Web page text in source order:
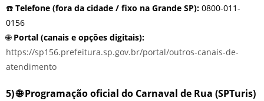
☎️ Telefone (fora da cidade / fixo na Grande SP): 0800-011-
0156
🌐 Portal (canais e opções digitais):
https://sp156.prefeitura.sp.gov.br/portal/outros-canais-de-
atendimento
5) 🌐 Programação oficial do Carnaval de Rua (SPTuris)